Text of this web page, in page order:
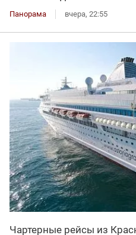
Панорама вчера, 22:55
Чартерные рейсы из